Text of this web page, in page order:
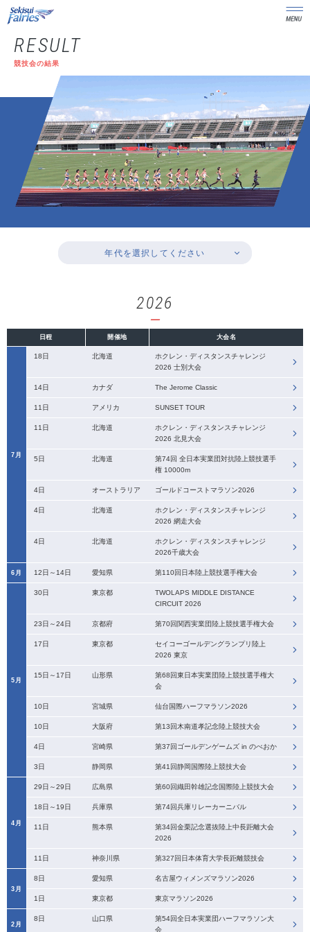
RESULT
競技会の結果
年代を選択してください
2026
日程 開催地 大会名
7月
18日 北海道
ホクレン・ディスタンスチャレンジ
2026 士別大会
14日 カナダ The Jerome Classic
11日 アメリカ SUNSET TOUR
11日 北海道
ホクレン・ディスタンスチャレンジ
2026 北見大会
5日 北海道
第74回 全日本実業団対抗陸上競技選手
権 10000m
4日 オーストラリア ゴールドコーストマラソン2026
4日 北海道
ホクレン・ディスタンスチャレンジ
2026 網走大会
4日 北海道
ホクレン・ディスタンスチャレンジ
2026千歳大会
6月 12日～14日 愛知県 第110回日本陸上競技選手権大会
5月
30日 東京都
TWOLAPS MIDDLE DISTANCE
CIRCUIT 2026
23日～24日 京都府 第70回関西実業団陸上競技選手権大会
17日 東京都
セイコーゴールデングランプリ陸上
2026 東京
15日～17日 山形県
第68回東日本実業団陸上競技選手権大
会
10日 宮城県 仙台国際ハーフマラソン2026
10日 大阪府 第13回木南道孝記念陸上競技大会
4日 宮崎県 第37回ゴールデンゲームズ in のべおか
3日 静岡県 第41回静岡国際陸上競技大会
4月
29日～29日 広島県 第60回織田幹雄記念国際陸上競技大会
18日～19日 兵庫県 第74回兵庫リレーカーニバル
11日 熊本県
第34回金栗記念選抜陸上中長距離大会
2026
11日 神奈川県 第327回日本体育大学長距離競技会
3月
8日 愛知県 名古屋ウィメンズマラソン2026
1日 東京都 東京マラソン2026
2月
8日 山口県
第54回全日本実業団ハーフマラソン大
会